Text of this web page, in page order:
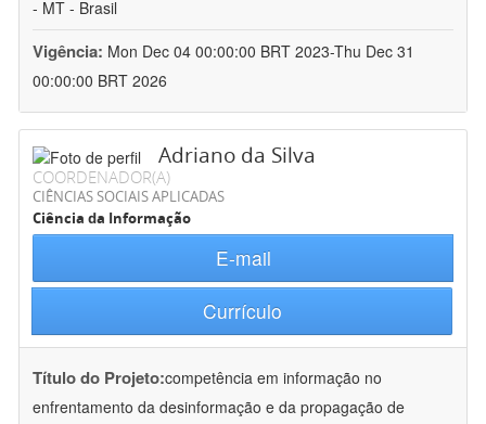
- MT - Brasil
Vigência: Mon Dec 04 00:00:00 BRT 2023-Thu Dec 31
00:00:00 BRT 2026
Adriano da Silva
COORDENADOR(A)
CIÊNCIAS SOCIAIS APLICADAS
Ciência da Informação
E-mail
Currículo
Título do Projeto:competência em informação no
enfrentamento da desinformação e da propagação de